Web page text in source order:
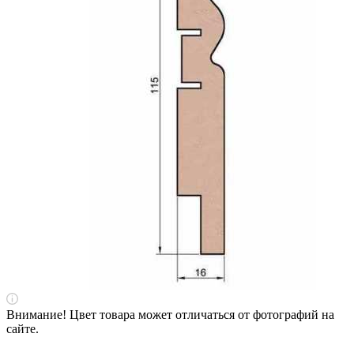
Внимание! Цвет товара может отличаться от фотографий на
сайте.